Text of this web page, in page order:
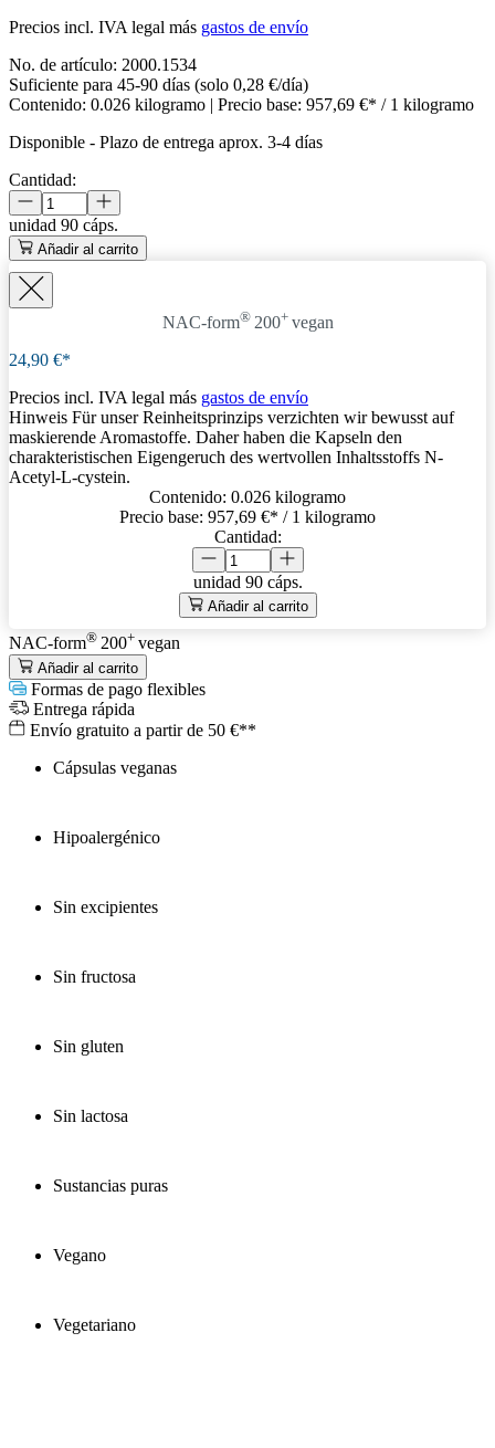
Precios incl. IVA legal más gastos de envío
No. de artículo: 2000.1534
Suficiente para 45-90 días (solo 0,28 €/día)
Contenido: 0.026 kilogramo | Precio base: 957,69 €* / 1 kilogramo
Disponible - Plazo de entrega aprox. 3-4 días
Cantidad:
unidad 90 cáps.
Añadir al carrito
NAC-form® 200+ vegan
24,90 €*
Precios incl. IVA legal más gastos de envío
Hinweis Für unser Reinheitsprinzips verzichten wir bewusst auf
maskierende Aromastoffe. Daher haben die Kapseln den
charakteristischen Eigengeruch des wertvollen Inhaltsstoffs N-
Acetyl-L-cystein.
Contenido: 0.026 kilogramo
Precio base: 957,69 €* / 1 kilogramo
Cantidad:
unidad 90 cáps.
Añadir al carrito
NAC-form® 200+ vegan
Añadir al carrito
Formas de pago flexibles
Entrega rápida
Envío gratuito a partir de 50 €**
Cápsulas veganas
Hipoalergénico
Sin excipientes
Sin fructosa
Sin gluten
Sin lactosa
Sustancias puras
Vegano
Vegetariano